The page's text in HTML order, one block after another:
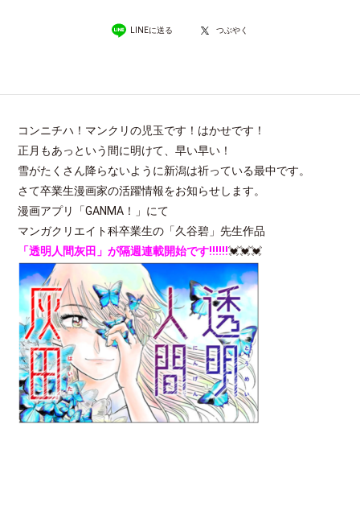
LINEに送る つぶやく
コンニチハ！マンクリの児玉です！はかせです！
正月もあっという間に明けて、早い早い！
雪がたくさん降らないように新潟は祈っている最中です。
さて卒業生漫画家の活躍情報をお知らせします。
漫画アプリ「GANMA！」にて
マンガクリエイト科卒業生の「久谷碧」先生作品
「透明人間灰田」が隔週連載開始です!!!!!!💓💓💓